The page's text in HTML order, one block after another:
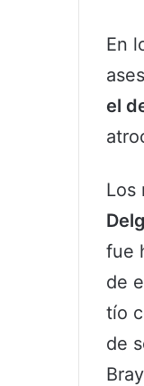
En
el
Los
fue
de
tío
de